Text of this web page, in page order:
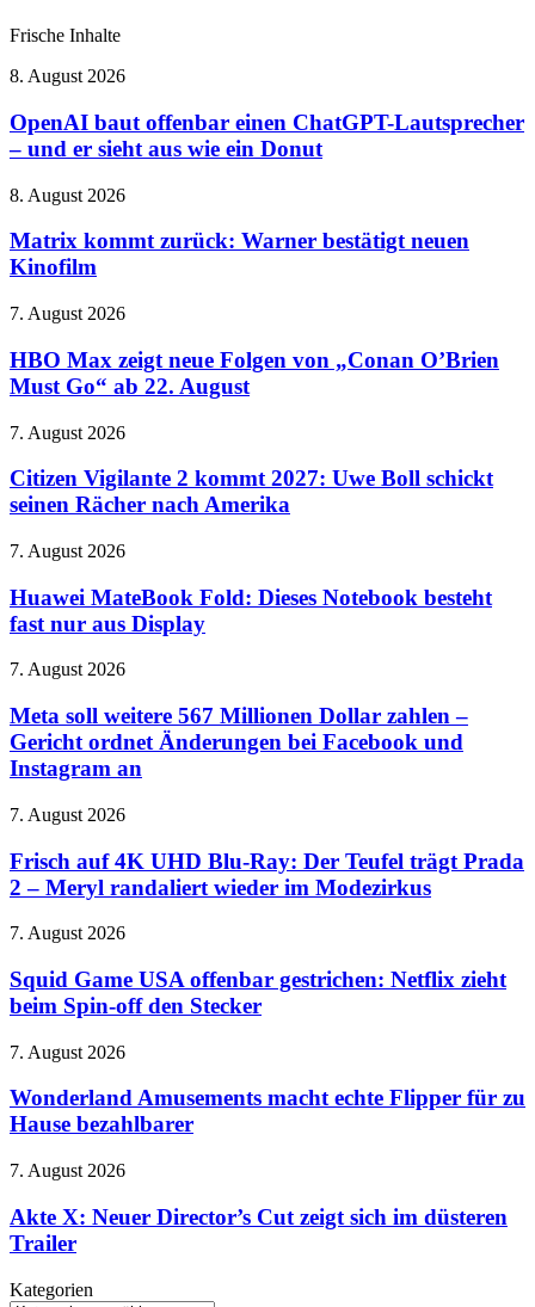
Frische Inhalte
OpenAI
offenbar
einen
ChatGPT-
–
er
sieht
wie
Donut
8. August 2026
OpenAI baut offenbar einen ChatGPT-Lautsprecher
– und er sieht aus wie ein Donut
Matrix
zurück:
Warner
bestätigt
Kinofilm
8. August 2026
Matrix kommt zurück: Warner bestätigt neuen
Kinofilm
HBO
zeigt
neue
Folgen
„Conan
Must
Go“
22.
7. August 2026
HBO Max zeigt neue Folgen von „Conan O’Brien
Must Go“ ab 22. August
Citizen
2
kommt
2027:
Boll
seinen
Rächer
Amerika
7. August 2026
Citizen Vigilante 2 kommt 2027: Uwe Boll schickt
seinen Rächer nach Amerika
Huawei
Fold:
Dieses
Notebook
fast
aus
Display
7. August 2026
Huawei MateBook Fold: Dieses Notebook besteht
fast nur aus Display
Meta
weitere
567
Millionen
Dollar
–
ordnet
Änderungen
bei
Facebook
Instagram
an
7. August 2026
Meta soll weitere 567 Millionen Dollar zahlen –
Gericht ordnet Änderungen bei Facebook und
Instagram an
Frisch
4K
UHD
Blu-
Der
trägt
Prada
–
randaliert
wieder
im
7. August 2026
Frisch auf 4K UHD Blu-Ray: Der Teufel trägt Prada
2 – Meryl randaliert wieder im Modezirkus
Squid
USA
offenbar
gestrichen:
zieht
Spin-
off
Stecker
7. August 2026
Squid Game USA offenbar gestrichen: Netflix zieht
beim Spin-off den Stecker
Wonderland
macht
echte
Flipper
zu
bezahlbarer
7. August 2026
Wonderland Amusements macht echte Flipper für zu
Hause bezahlbarer
Akte
Neuer
Director’s
Cut
sich
7. August 2026
Akte X: Neuer Director’s Cut zeigt sich im düsteren
Trailer
Kategorien